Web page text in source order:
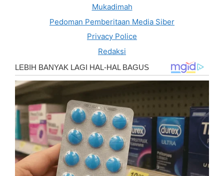
Mukadimah
Pedoman Pemberitaan Media Siber
Privacy Police
Redaksi